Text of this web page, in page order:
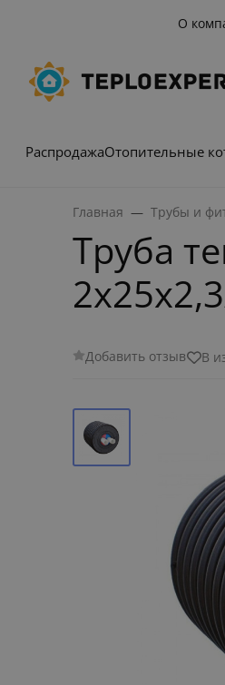
О
РаспродажаОтопительные
Главная Трубы и
Труба
Добавить отзыв В